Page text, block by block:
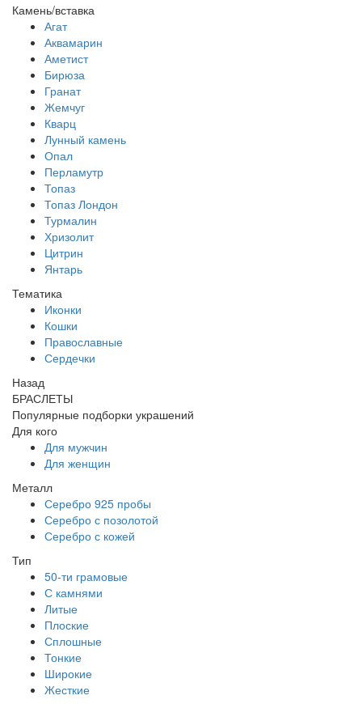
Камень/вставка
Агат
Аквамарин
Аметист
Бирюза
Гранат
Жемчуг
Кварц
Лунный камень
Опал
Перламутр
Топаз
Топаз Лондон
Турмалин
Хризолит
Цитрин
Янтарь
Тематика
Иконки
Кошки
Православные
Сердечки
Назад
БРАСЛЕТЫ
Популярные подборки украшений
Для кого
Для мужчин
Для женщин
Металл
Серебро 925 пробы
Серебро с позолотой
Серебро с кожей
Тип
50-ти грамовые
С камнями
Литые
Плоские
Сплошные
Тонкие
Широкие
Жесткие